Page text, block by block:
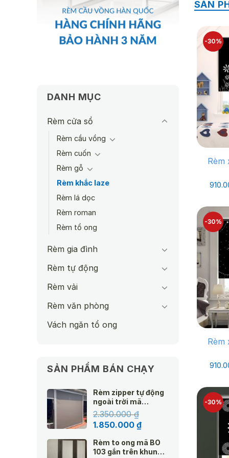
DANH MỤC
Rèm cửa sổ
Rèm cầu vồng
Rèm cuốn
Rèm gỗ
Rèm khắc laze
Rèm lá dọc
Rèm roman
Rèm tổ ong
Rèm gia đình
Rèm tự động
Rèm vải
Rèm văn phòng
Vách ngăn tổ ong
SẢN PHẨM BÁN CHẠY
Rèm zipper tự động
ngoài trời mã
Amazon
2.350.000₫
Giá
là:
1.850.000 ₫Giá
tại
Rèm to ong mã BO
103 gắn trên khung
SẢN
-30%
Rèm
-30%
Rèm
-30%